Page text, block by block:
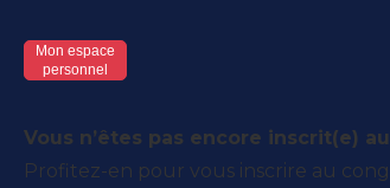
Mon espace
personnel
Vous n’êtes pas encore inscrit(e)
Profitez-en pour vous inscrire au